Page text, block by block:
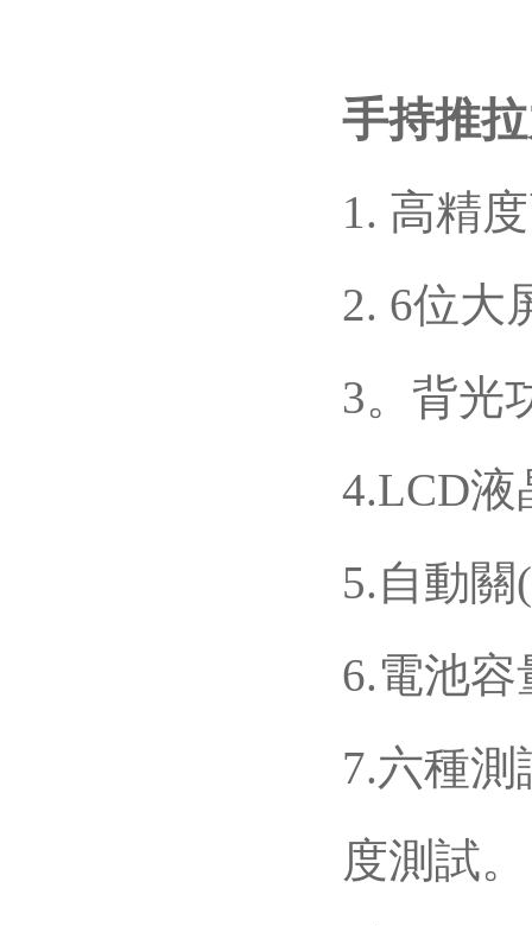
手持推
1. 高精度
2. 6位大
3。背光
4.LCD液
5.自動關
6.電池容
7.六種
度測試。